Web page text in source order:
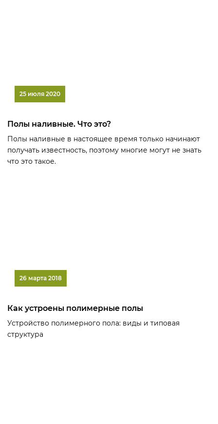
25 июля 2020
Полы наливные. Что это?
Полы наливные в настоящее время только начинают
получать известность, поэтому многие могут не знать
что это такое.
26 марта 2018
Как устроены полимерные полы
Устройство полимерного пола: виды и типовая
структура